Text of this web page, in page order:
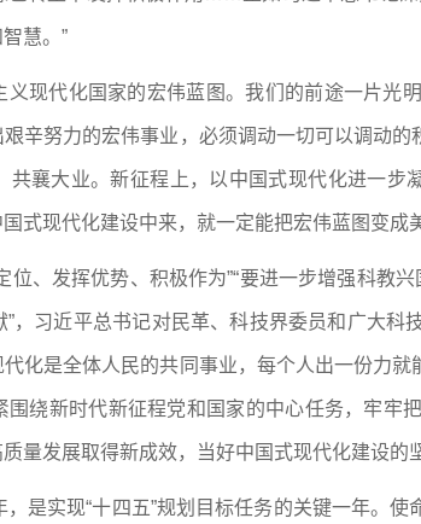
慧。”
现代化国家的宏伟蓝图。我们的前途一片
辛努力的宏伟事业，必须调动一切可以调动
共襄大业。新征程上，以中国式现代化进一
式现代化建设中来，就一定能把宏伟蓝图变成
位、发挥优势、积极作为”“要进一步增强科教
，习近平总书记对民革、科技界委员和广大
化是全体人民的共同事业，每个人出一份力
绕新时代新征程党和国家的中心任务，牢牢
量发展取得新成效，当好中国式现代化建设的
是实现“十四五”规划目标任务的关键一年。